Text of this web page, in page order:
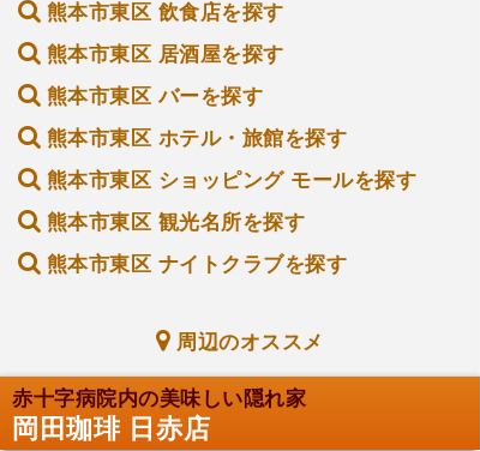
熊本市東区 飲食店を探す
熊本市東区 居酒屋を探す
熊本市東区 バーを探す
熊本市東区 ホテル・旅館を探す
熊本市東区 ショッピング モールを探す
熊本市東区 観光名所を探す
熊本市東区 ナイトクラブを探す
周辺のオススメ
赤十字病院内の美味しい隠れ家
岡田珈琲 日赤店